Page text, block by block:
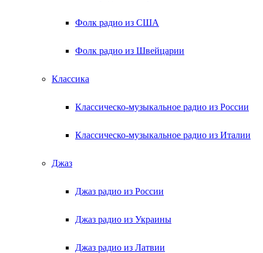
Фолк радио из США
Фолк радио из Швейцарии
Классика
Классическо-музыкальное радио из России
Классическо-музыкальное радио из Италии
Джаз
Джаз радио из России
Джаз радио из Украины
Джаз радио из Латвии